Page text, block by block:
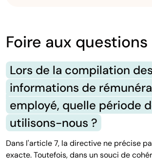
Foire aux questions
Lors de la compilation des
informations de
employé, quelle période
utilisons-nous ?
Dans l'article 7, la directive ne précise
exacte. Toutefois, dans un souci de